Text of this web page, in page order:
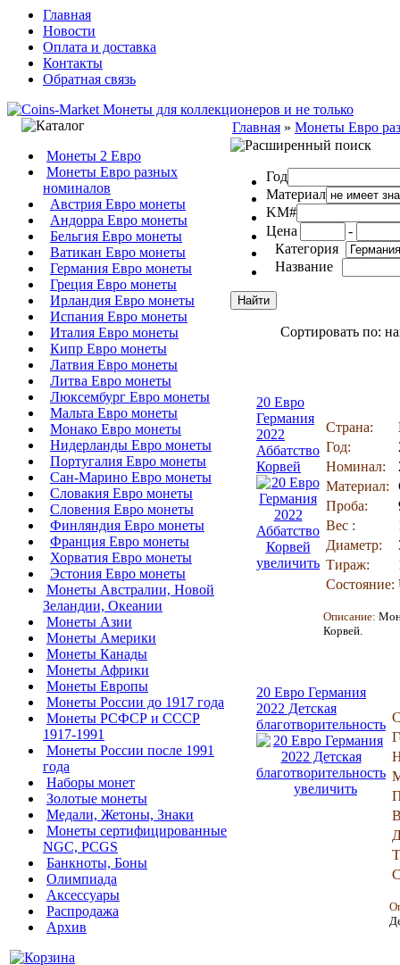
Главная
Новости
Оплата и доставка
Контакты
Обратная связь
Монеты 2 Евро
Монеты Евро разных
номиналов
Австрия Евро монеты
Андорра Евро монеты
Бельгия Евро монеты
Ватикан Евро монеты
Германия Евро монеты
Греция Евро монеты
Ирландия Евро монеты
Испания Евро монеты
Италия Евро монеты
Кипр Евро монеты
Латвия Евро монеты
Литва Евро монеты
Люксембург Евро монеты
Мальта Евро монеты
Монако Евро монеты
Нидерланды Евро монеты
Португалия Евро монеты
Сан-Марино Евро монеты
Словакия Евро монеты
Словения Евро монеты
Финляндия Евро монеты
Франция Евро монеты
Хорватия Евро монеты
Эстония Евро монеты
Монеты Австралии, Новой
Зеландии, Океании
Монеты Азии
Монеты Америки
Монеты Канады
Монеты Африки
Монеты Европы
Монеты России до 1917 года
Монеты РСФСР и СССР
1917-1991
Монеты России после 1991
года
Наборы монет
Золотые монеты
Медали, Жетоны, Знаки
Монеты сертифицированные
NGC, PCGS
Банкноты, Боны
Олимпиада
Аксессуары
Распродажа
Архив
Главная » Монеты Евро
Год
Материал
KM#
Цена
-
Категория
Название
Сортировать по:
20 Евро
Германия
2022
Аббатство
Корвей
увеличить
Страна:
Год:
Номинал:
Материал:
Проба:
Вес :
Диаметр:
Тираж:
Состояние:
Описание:
Корвей.
20 Евро Германия
2022 Детская
благотворительность
увеличить